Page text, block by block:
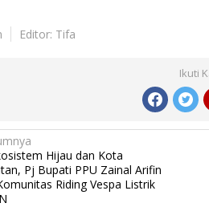
Editor: Tifa
Ikuti
Hijau dan Kota
Pj Bupati PPU Zainal Arifin
Riding Vespa Listrik